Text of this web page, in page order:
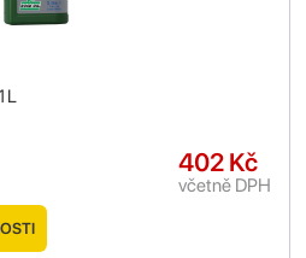
402 Kč
včetně DPH